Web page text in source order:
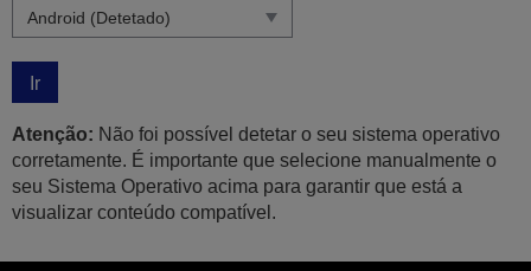
Ir
Atenção: Não foi possível detetar o seu sistema operativo
corretamente. É importante que selecione manualmente o
seu Sistema Operativo acima para garantir que está a
visualizar conteúdo compatível.